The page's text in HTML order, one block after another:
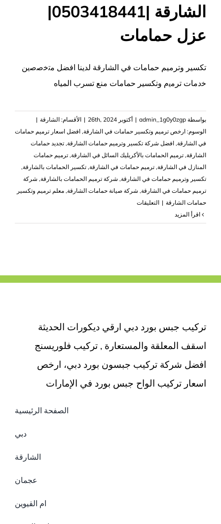
الشارقة |0503418441|
عزل حمامات
تكسير وترميم حمامات في الشارقة لدينا افضل ﻣﺗﺧﺻﺻين
ﺧدﻣﺎت ﺗﺮﻣﻳم وتكسير حمامات منع تسرب المياه
بواسطة admin_1g0y0zgp
| أكتوبر 26th, 2024 | الأقسام: الشارقة |
الوسوم: ارخص ترميم وتكسير حمامات في الشارقة, افضل اسعار ترميم حمامات
في الشارقة, افضل شركة تكسير وترميم حمامات الشارقة, تجديد حمامات
الشارقة, ترميم الحمامات بالأكريليك السائل في الشارقة, ترميم حمامات
المنازل في الشارقة, ترميم حمامات في الشارقة, تكسير الحمامات بالشارقة,
تكسير وترميم حمامات في الشارقة, شركة ترميم الحمامات بالشارقة, شركة
ترميم حمامات في الشارقة, شركة صيانة حمامات الشارقة, معلم ترميم وتكسير
حمامات الشارقة | التعليقاتعلى
وترميم
عزل
تركيب جبس بورد دبي ارقي ديكورات الحديثة
اسقف المعلقة والمستعارة , تركيب فلوريسنج
افضل شركة تركيب جبسون بورد دبي، ارخص
اسعار تركيب الواح جبس بورد في الإمارات
الصفحة الرئيسية
دبي
الشارقة
عجمان
ام القيوين